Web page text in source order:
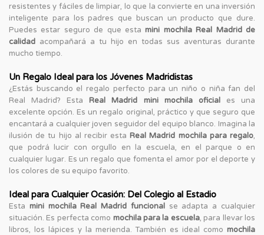
resistentes y fáciles de limpiar, lo que la convierte en una inversión
inteligente para los padres que buscan un producto que dure.
Puedes estar seguro de que estamini mochila Real Madrid de
calidad acompañará a tu hijo en todas sus aventuras durante
mucho tiempo.
Un Regalo Ideal para los Jóvenes Madridistas
¿Estás buscando el regalo perfecto para un niño o niña fan del
Real Madrid? EstaReal Madrid mini mochila oficiales una
excelente opción. Es un regalo original, práctico y que seguro que
encantará a cualquier joven seguidor del equipo blanco. Imagina la
ilusión de tu hijo al recibir estaReal Madrid mochila para regalo,
que podrá lucir con orgullo en la escuela, en el parque o en
cualquier lugar. Es un regalo que fomenta el amor por el deporte y
los colores de su equipo favorito.
Ideal para Cualquier Ocasión: Del Colegio al Estadio
Esta mini mochila Real Madrid funcionalse adapta a cualquier
situación. Es perfecta como mochila para la escuela, para llevar los
libros, los lápices y la merienda. También es ideal como mochila